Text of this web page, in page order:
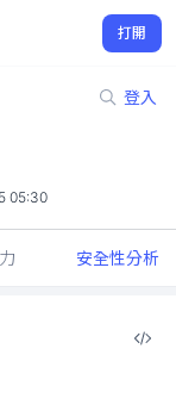
打開
登入
05:30
安全性分析